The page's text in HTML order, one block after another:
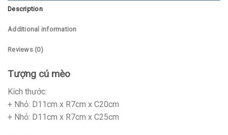
Description
Additional information
Reviews (0)
Tượng cú mèo
Kích thước:
+ Nhỏ: D11cm x R7cm x C20cm
+ Nhỏ: D11cm x R7cm x C25cm